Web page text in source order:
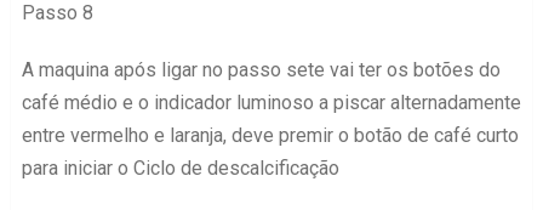
Passo 8
A maquina após ligar no passo sete vai ter os botões do
café médio e o indicador luminoso a piscar alternadamente
entre vermelho e laranja, deve premir o botão de café curto
para iniciar o Ciclo de descalcificação